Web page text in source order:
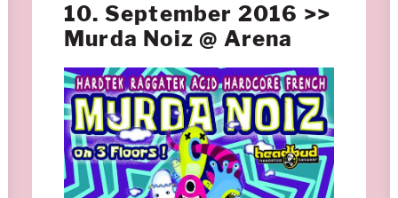
10. September 2016 >>
Murda Noiz @ Arena